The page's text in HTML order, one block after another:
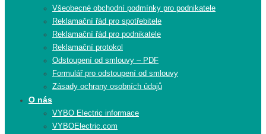
Všeobecné obchodní podmínky pro podnikatele
Reklamační řád pro spotřebitele
Reklamační řád pro podnikatele
Reklamační protokol
Odstoupení od smlouvy – PDF
Formulář pro odstoupení od smlouvy
Zásady ochrany osobních údajů
O nás
VYBO Electric informace
VYBOElectric.com